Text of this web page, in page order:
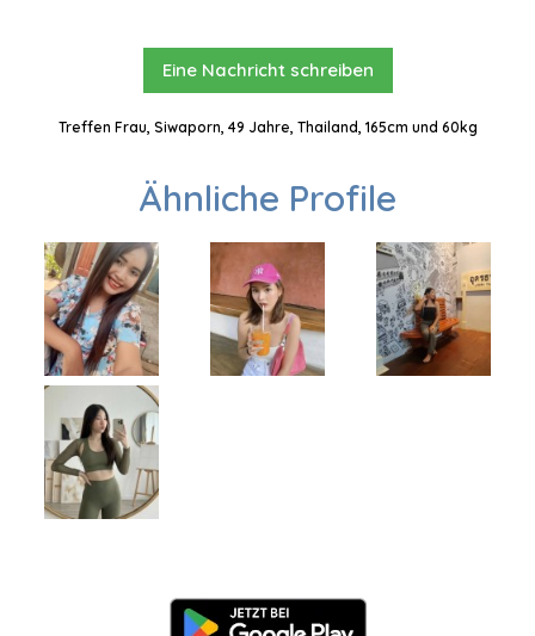
Eine Nachricht schreiben
Treffen Frau, Siwaporn, 49 Jahre, Thailand, 165cm und 60kg
Ähnliche Profile